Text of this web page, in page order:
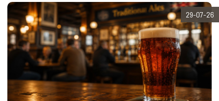
29-07-26